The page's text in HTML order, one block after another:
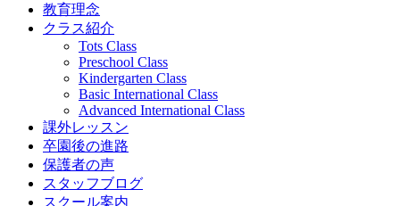
教育理念
クラス紹介
Tots Class
Preschool Class
Kindergarten Class
Basic International Class
Advanced International Class
課外レッスン
卒園後の進路
保護者の声
スタッフブログ
スクール案内